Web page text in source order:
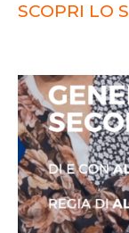
SCOPRI LO